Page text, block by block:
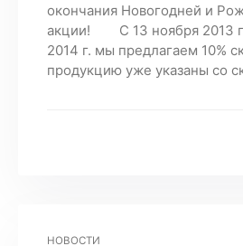
окончания Новогодней и
акции! С 13 ноября 2013 г.
2014 г. мы предлагаем 10%
продукцию уже указаны со
НОВОСТИ